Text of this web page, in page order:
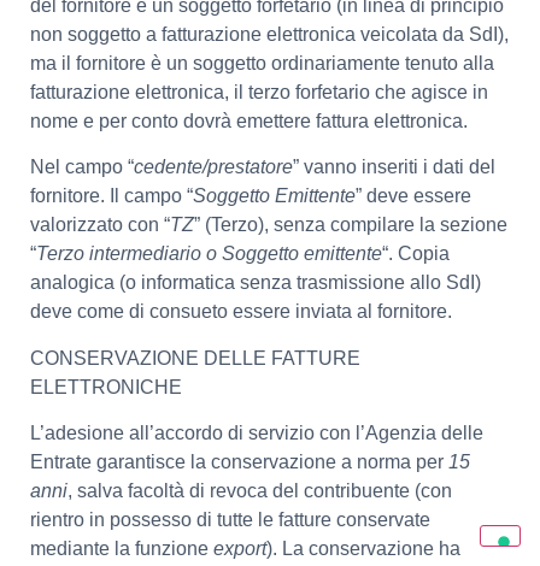
del fornitore è un soggetto forfetario (in linea di principio
non soggetto a fatturazione elettronica veicolata da SdI),
ma il fornitore è un soggetto ordinariamente tenuto alla
fatturazione elettronica, il terzo forfetario che agisce in
nome e per conto dovrà emettere fattura elettronica.
Nel campo “cedente/prestatore” vanno inseriti i dati del
fornitore. Il campo “Soggetto Emittente” deve essere
valorizzato con “TZ” (Terzo), senza compilare la sezione
“Terzo intermediario o Soggetto emittente“. Copia
analogica (o informatica senza trasmissione allo SdI)
deve come di consueto essere inviata al fornitore.
CONSERVAZIONE DELLE FATTURE
ELETTRONICHE
L’adesione all’accordo di servizio con l’Agenzia delle
Entrate garantisce la conservazione a norma per 15
anni, salva facoltà di revoca del contribuente (con
rientro in possesso di tutte le fatture conservate
mediante la funzione export). La conservazione ha